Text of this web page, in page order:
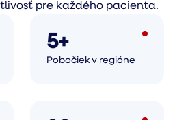
pre každého pacienta.
5+
Pobočiek v regióne